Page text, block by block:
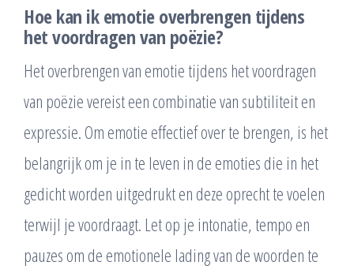
Hoe kan ik emotie overbrengen tijdens
het voordragen van poëzie?
Het overbrengen van emotie tijdens het voordragen
van poëzie vereist een combinatie van subtiliteit en
expressie. Om emotie effectief over te brengen, is het
belangrijk om je in te leven in de emoties die in het
gedicht worden uitgedrukt en deze oprecht te voelen
terwijl je voordraagt. Let op je intonatie, tempo en
pauzes om de emotionele lading van de woorden te